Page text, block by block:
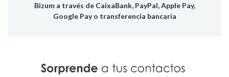
Bizum a través de CaixaBank, PayPal, Apple Pay,
Google Pay o transferencia bancaria